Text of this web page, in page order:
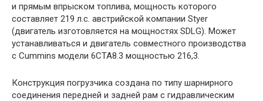
и прямым впрыском топлива, мощность которого
составляет 219 л.с. австрийской компании Styer
(двигатель изготовляется на мощностях SDLG). Может
устанавливаться и двигатель совместного производства
с Cummins модели 6СТА8.3 мощностью 216,3.
Конструкция погрузчика создана по типу шарнирного
соединения передней и задней рам с гидравлическим